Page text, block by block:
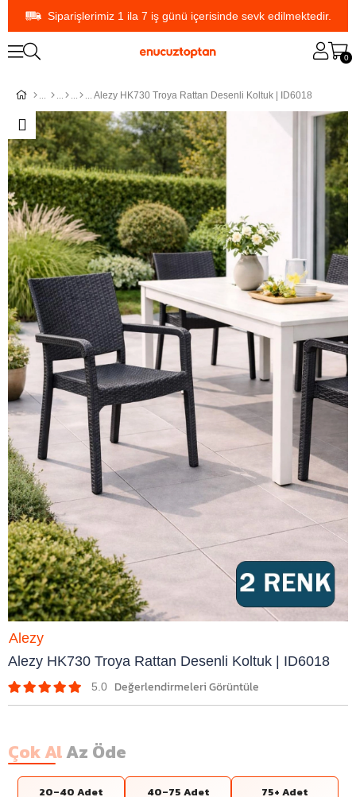
Siparişlerimiz 1 ila 7 iş günü içerisinde sevk edilmektedir.
0
Alezy HK730 Troya Rattan Desenli Koltuk | ID6018
Alezy HK730 Troya Rattan Desenli Koltuk | ID6018
5.0
Alezy
Çok AlAz Öde
20–40 Adet 40–75 Adet 75+ Adet